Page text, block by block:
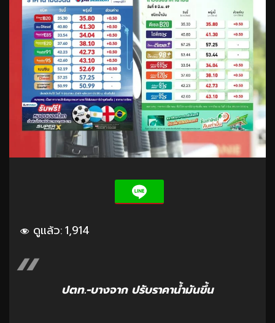
ดูแล้ว:1,914
ปตท.-บางจาก ปรับราคาน้ำมันขึ้น